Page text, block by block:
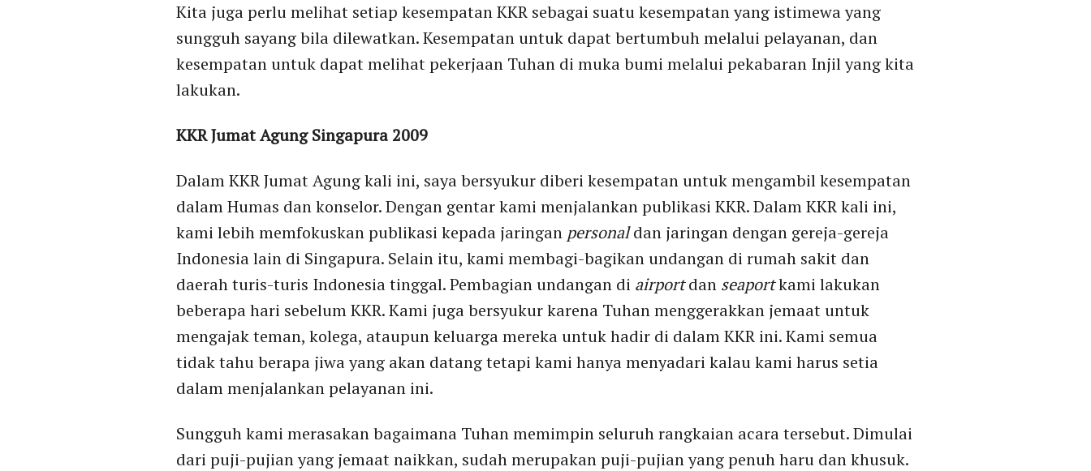
Kita juga perlu melihat setiap kesempatan KKR sebagai suatu kesempatan yang istimewa yang
sungguh sayang bila dilewatkan. Kesempatan untuk dapat bertumbuh melalui pelayanan, dan
kesempatan untuk dapat melihat pekerjaan Tuhan di muka bumi melalui pekabaran Injil yang kita
lakukan.
KKR Jumat Agung Singapura 2009
Dalam KKR Jumat Agung kali ini, saya bersyukur diberi kesempatan untuk mengambil kesempatan
dalam Humas dan konselor. Dengan gentar kami menjalankan publikasi KKR. Dalam KKR kali ini,
kami lebih memfokuskan publikasi kepada jaringan personaldan jaringan dengan gereja-gereja
Indonesia lain di Singapura. Selain itu, kami membagi-bagikan undangan di rumah sakit dan
daerah turis-turis Indonesia tinggal. Pembagian undangan di airportdan seaportkami lakukan
beberapa hari sebelum KKR. Kami juga bersyukur karena Tuhan menggerakkan jemaat untuk
mengajak teman, kolega, ataupun keluarga mereka untuk hadir di dalam KKR ini. Kami semua
tidak tahu berapa jiwa yang akan datang tetapi kami hanya menyadari kalau kami harus setia
dalam menjalankan pelayanan ini.
Sungguh kami merasakan bagaimana Tuhan memimpin seluruh rangkaian acara tersebut. Dimulai
dari puji-pujian yang jemaat naikkan, sudah merupakan puji-pujian yang penuh haru dan khusuk.